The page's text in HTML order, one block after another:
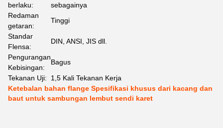
berlaku:
sebagainya
Redaman
getaran:
Tinggi
Standar
Flensa:
DIN, ANSI, JIS dll.
Pengurangan
Kebisingan:
Bagus
Tekanan Uji:
1,5 Kali Tekanan Kerja
Ketebalan bahan flange Spesifikasi khusus dari kacang dan
baut untuk sambungan lembut sendi karet